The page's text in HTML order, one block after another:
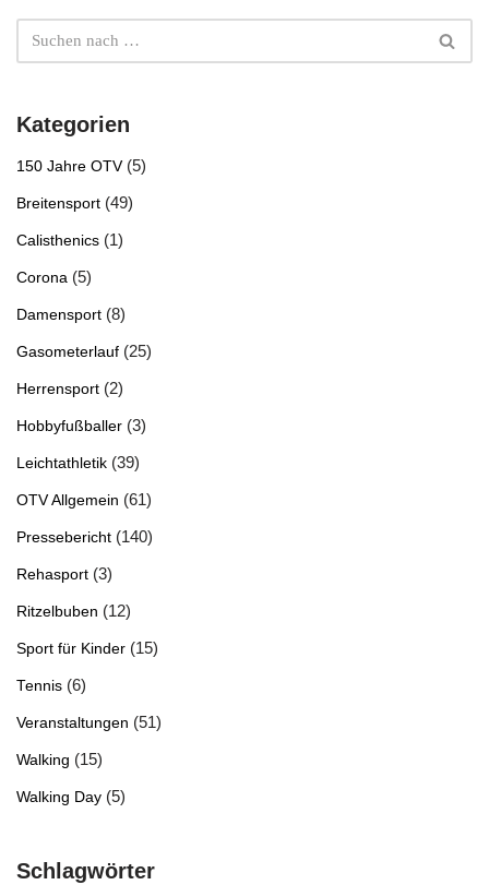
Kategorien
150 Jahre OTV(5)
Breitensport (49)
Calisthenics (1)
Corona (5)
Damensport (8)
Gasometerlauf (25)
Herrensport (2)
Hobbyfußballer (3)
Leichtathletik (39)
OTV Allgemein (61)
Pressebericht (140)
Rehasport (3)
Ritzelbuben (12)
Sport für Kinder (15)
Tennis (6)
Veranstaltungen (51)
Walking (15)
Walking Day (5)
Schlagwörter